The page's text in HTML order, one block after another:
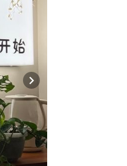
Next slide